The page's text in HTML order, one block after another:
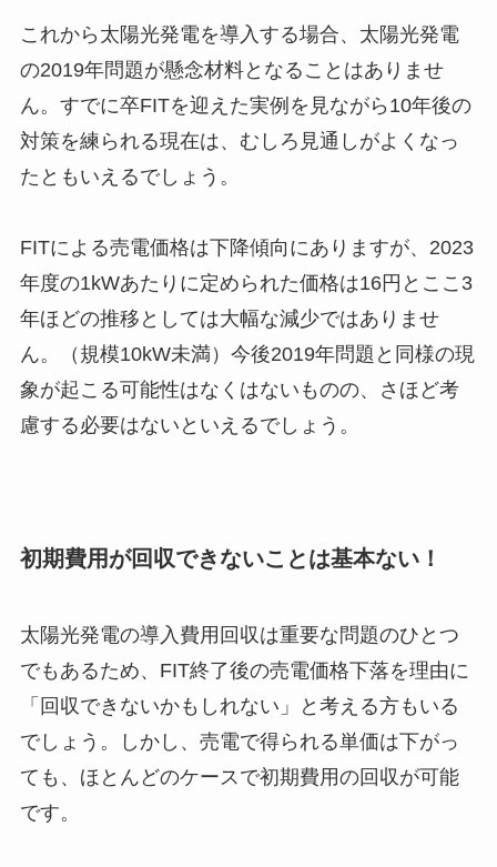
これから太陽光発電を導入する場合、太陽光発電
の2019年問題が懸念材料となることはありませ
ん。すでに卒FITを迎えた実例を見ながら10年後の
対策を練られる現在は、むしろ見通しがよくなっ
たともいえるでしょう。
FITによる売電価格は下降傾向にありますが、2023
年度の1kWあたりに定められた価格は16円とここ3
年ほどの推移としては大幅な減少ではありませ
ん。（規模10kW未満）今後2019年問題と同様の現
象が起こる可能性はなくはないものの、さほど考
慮する必要はないといえるでしょう。
初期費用が回収できないことは基本ない！
太陽光発電の導入費用回収は重要な問題のひとつ
でもあるため、FIT終了後の売電価格下落を理由に
「回収できないかもしれない」と考える方もいる
でしょう。しかし、売電で得られる単価は下がっ
ても、ほとんどのケースで初期費用の回収が可能
です。